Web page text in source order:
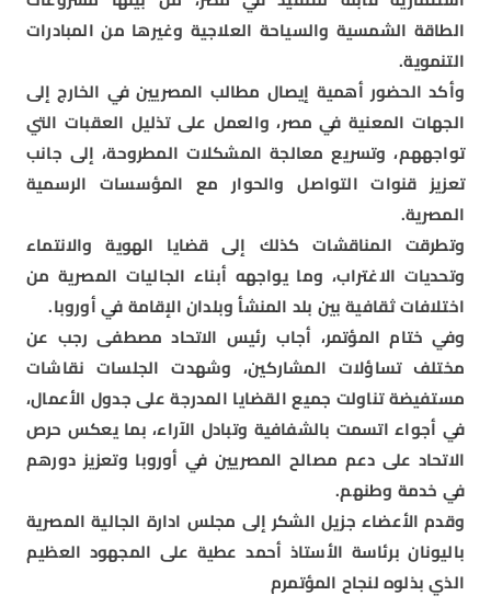
الطاقة الشمسية والسياحة العلاجية وغيرها من المبادرات
التنموية.
وأكد الحضور أهمية إيصال مطالب المصريين في الخارج إلى
الجهات المعنية في مصر، والعمل على تذليل العقبات التي
تواجههم، وتسريع معالجة المشكلات المطروحة، إلى جانب
تعزيز قنوات التواصل والحوار مع المؤسسات الرسمية
المصرية.
وتطرقت المناقشات كذلك إلى قضايا الهوية والانتماء
وتحديات الاغتراب، وما يواجهه أبناء الجاليات المصرية من
اختلافات ثقافية بين بلد المنشأ وبلدان الإقامة في أوروبا.
وفي ختام المؤتمر، أجاب رئيس الاتحاد مصطفى رجب عن
مختلف تساؤلات المشاركين، وشهدت الجلسات نقاشات
مستفيضة تناولت جميع القضايا المدرجة على جدول الأعمال،
في أجواء اتسمت بالشفافية وتبادل الآراء، بما يعكس حرص
الاتحاد على دعم مصالح المصريين في أوروبا وتعزيز دورهم
في خدمة وطنهم.
وقدم الأعضاء جزيل الشكر إلى مجلس ادارة الجالية المصرية
باليونان برئاسة الأستاذ أحمد عطية على المجهود العظيم
الذي بذلوه لنجاح المؤتمرم